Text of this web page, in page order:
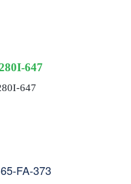
647
647